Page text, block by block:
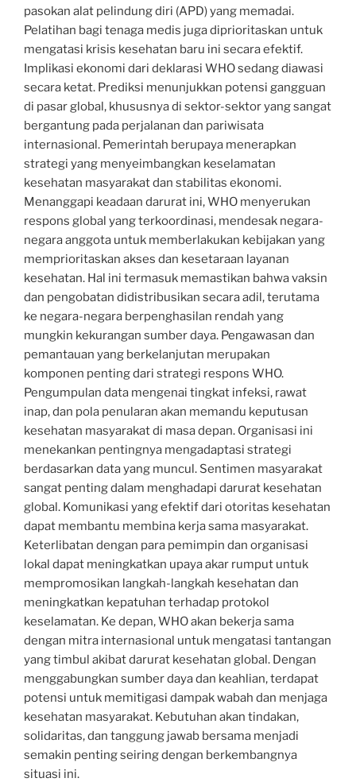
pasokan alat pelindung diri (APD) yang memadai.
Pelatihan bagi tenaga medis juga diprioritaskan untuk
mengatasi krisis kesehatan baru ini secara efektif.
Implikasi ekonomi dari deklarasi WHO sedang diawasi
secara ketat. Prediksi menunjukkan potensi gangguan
di pasar global, khususnya di sektor-sektor yang sangat
bergantung pada perjalanan dan pariwisata
internasional. Pemerintah berupaya menerapkan
strategi yang menyeimbangkan keselamatan
kesehatan masyarakat dan stabilitas ekonomi.
Menanggapi keadaan darurat ini, WHO menyerukan
respons global yang terkoordinasi, mendesak negara-
negara anggota untuk memberlakukan kebijakan yang
memprioritaskan akses dan kesetaraan layanan
kesehatan. Hal ini termasuk memastikan bahwa vaksin
dan pengobatan didistribusikan secara adil, terutama
ke negara-negara berpenghasilan rendah yang
mungkin kekurangan sumber daya. Pengawasan dan
pemantauan yang berkelanjutan merupakan
komponen penting dari strategi respons WHO.
Pengumpulan data mengenai tingkat infeksi, rawat
inap, dan pola penularan akan memandu keputusan
kesehatan masyarakat di masa depan. Organisasi ini
menekankan pentingnya mengadaptasi strategi
berdasarkan data yang muncul. Sentimen masyarakat
sangat penting dalam menghadapi darurat kesehatan
global. Komunikasi yang efektif dari otoritas kesehatan
dapat membantu membina kerja sama masyarakat.
Keterlibatan dengan para pemimpin dan organisasi
lokal dapat meningkatkan upaya akar rumput untuk
mempromosikan langkah-langkah kesehatan dan
meningkatkan kepatuhan terhadap protokol
keselamatan. Ke depan, WHO akan bekerja sama
dengan mitra internasional untuk mengatasi tantangan
yang timbul akibat darurat kesehatan global. Dengan
menggabungkan sumber daya dan keahlian, terdapat
potensi untuk memitigasi dampak wabah dan menjaga
kesehatan masyarakat. Kebutuhan akan tindakan,
solidaritas, dan tanggung jawab bersama menjadi
semakin penting seiring dengan berkembangnya
situasi ini.